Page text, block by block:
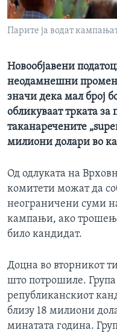
ИНТЕРВЈУА
Парите ја водат
Новообјавени
неодамнешни
значи дека мал број
обликуваат трката за
таканаречените
милиони долари во
Од одлуката на
комитети можат да
неограничени суми
кампањи, ако
било кандидат.
Доцна во вторникот
што потрошиле.
републиканскиот
близу 18 милиони
минатата година.